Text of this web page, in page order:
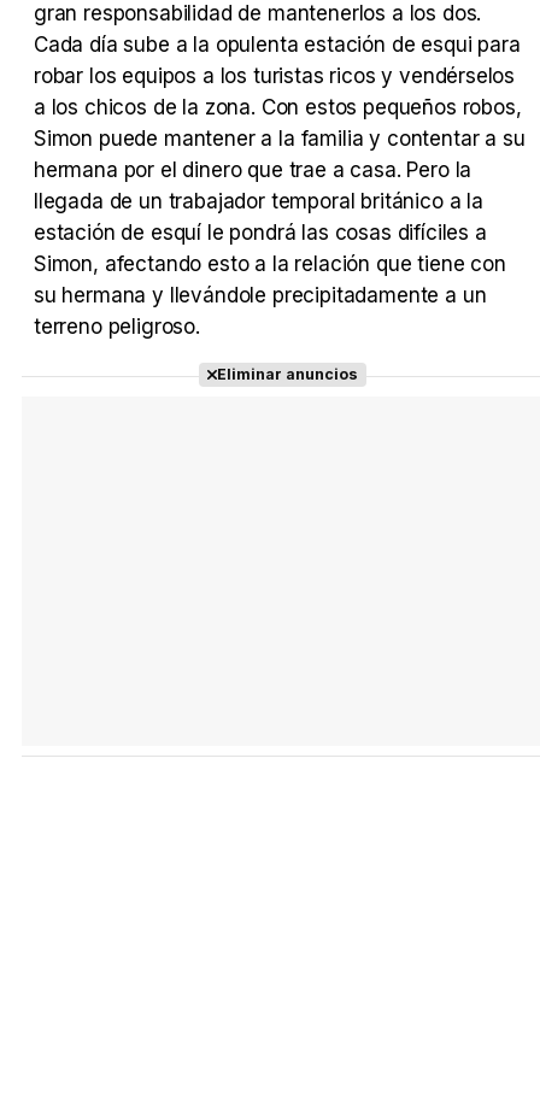
Tráiler Oficial en VOSE 'The Audacity'
gran responsabilidad de mantenerlos a los dos.
Cada día sube a la opulenta estación de esqui para
robar los equipos a los turistas ricos y vendérselos
a los chicos de la zona. Con estos pequeños robos,
Simon puede mantener a la familia y contentar a su
hermana por el dinero que trae a casa. Pero la
llegada de un trabajador temporal británico a la
estación de esquí le pondrá las cosas difíciles a
Simon, afectando esto a la relación que tiene con
su hermana y llevándole precipitadamente a un
terreno peligroso.
Eliminar anuncios